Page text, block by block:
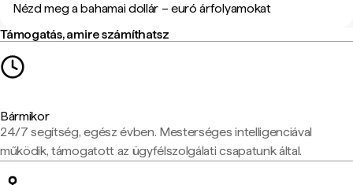
Nézd meg a bahamai dollár – euró árfolyamokat
Támogatás, amire számíthatsz
Bármikor
24/7 segítség, egész évben. Mesterséges intelligenciával
működik, támogatott az ügyfélszolgálati csapatunk által.